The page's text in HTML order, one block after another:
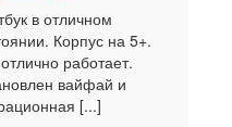
в отличном
Корпус на 5+.
работает.
вайфай и
[...]